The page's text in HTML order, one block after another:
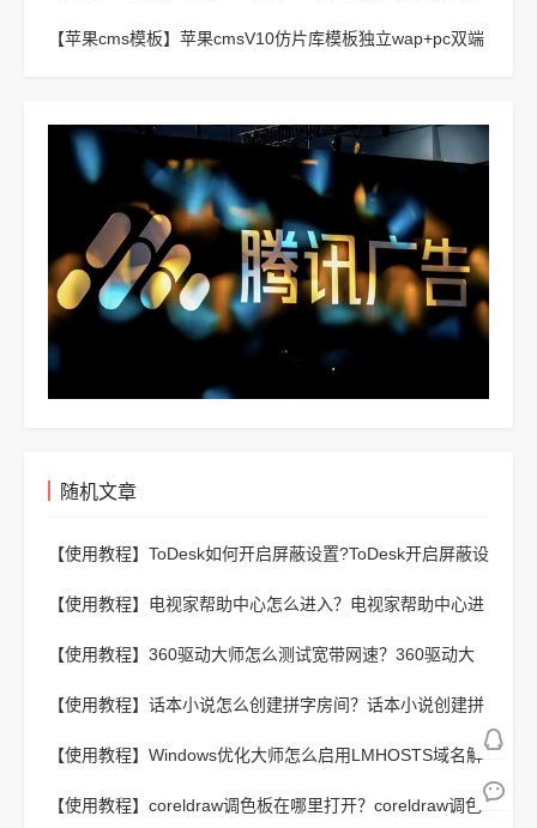
【苹果cms模板】 苹果cmsV10仿片库模板独立wap+pc双端
随机文章
【使用教程】 ToDesk如何开启屏蔽设置?ToDesk开启屏蔽设
【使用教程】 电视家帮助中心怎么进入？电视家帮助中心进
【使用教程】 360驱动大师怎么测试宽带网速？360驱动大
【使用教程】 话本小说怎么创建拼字房间？话本小说创建拼
【使用教程】 Windows优化大师怎么启用LMHOSTS域名解
【使用教程】 coreldraw调色板在哪里打开？coreldraw调色